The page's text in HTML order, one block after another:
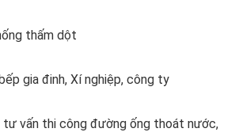
thấm dột
gia đinh, Xí nghiệp, công ty
vấn thi công đường ống thoát nước,